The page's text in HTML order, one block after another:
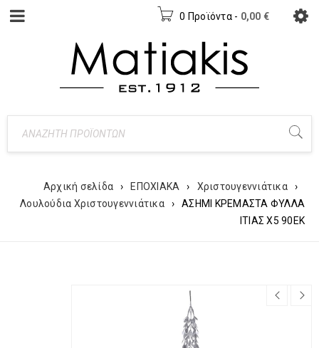
0 Προϊόντα - 0,00 €
Αρχική σελίδα › ΕΠΟΧΙΑΚΑ › Χριστουγεννιάτικα
›
Λουλούδια Χριστουγεννιάτικα
›
ΑΣΗΜΙ ΚΡΕΜΑΣΤΑ ΦΥΛΛΑ
ΙΤΙΑΣ Χ5 90ΕΚ